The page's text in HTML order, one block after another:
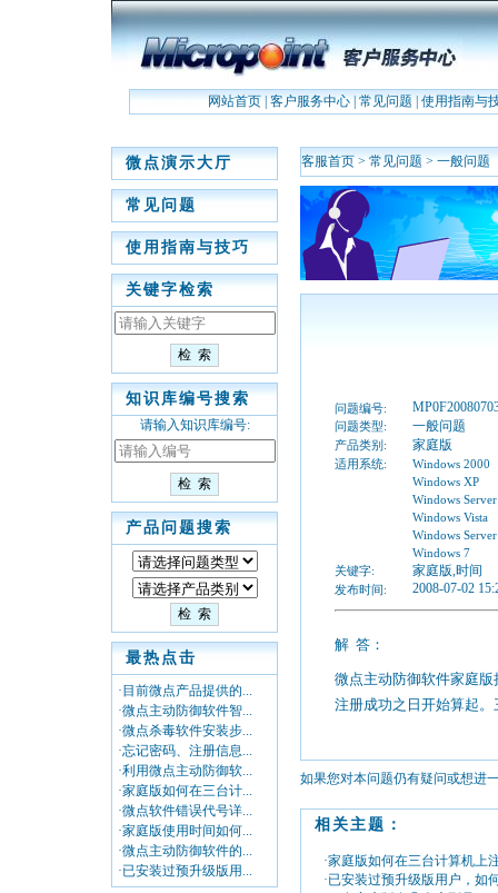
网站首页| 客户服务中心| 常见问题 使用指南与
微点演示大厅
常见问题
使用指南与技巧
关键字检索
知识库编号搜索
请输入知识库编号:
产品问题搜索
最热点击
·目前微点产品提供的...
·微点主动防御软件智...
·微点杀毒软件安装步...
·忘记密码、注册信息...
·利用微点主动防御软...
·家庭版如何在三台计...
·微点软件错误代号详...
·家庭版使用时间如何...
·微点主动防御软件的...
·已安装过预升级版用...
客服首页 > 常见问题 > 一般问题
问题编号:
问题类型: 一般问题
产品类别: 家庭版
适用系统:
Windows 2000
Windows XP
Windows
Windows Vista
Windows
Windows 7
关键字:
家庭版,时间
发布时间: 2008-07-02
解 答：
微点主动防御软件家庭
注册成功之日开始算起
如果您对本问题仍有疑问或想进
相关主题：
·家庭版如何在三台计算机上
·已安装过预升级版用户，如